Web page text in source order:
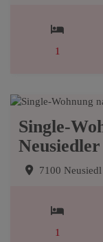
1
Single-
Neusiedler
7100 Neusiedl
1